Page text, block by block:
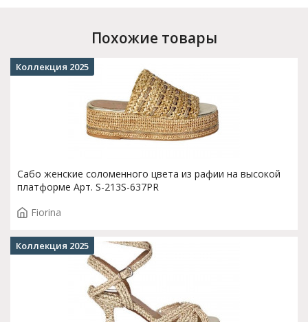
Похожие товары
Сабо женские соломенного цвета из рафии на высокой
платформе Арт. S-213S-637PR
Fiorina
Коллекция 2025
Коллекция 2025